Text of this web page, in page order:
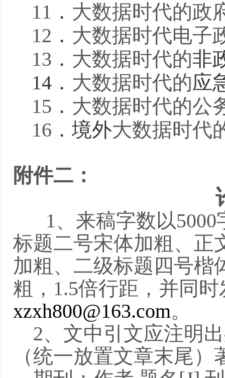
11 ． 大数据时代的政
12 ． 大数据时代电子
13 ． 大数据时代的非
14 ． 大数据时代的应
15 ． 大数据时代的公
16 ．境外大数据时代
附件二：
1、来稿字数以5000
标题二号宋体加粗、正
加粗、二级标题四号楷
粗， 1.5倍行距，并同
xzxh800@163.com。
2、文中引文应注明
（统一放置文章末尾